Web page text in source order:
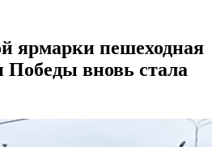
ярмарки пешеходная
Победы вновь стала